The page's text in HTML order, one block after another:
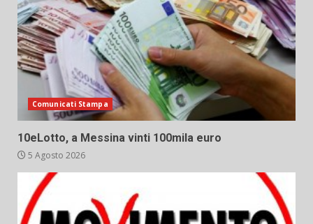
Comunicati Stampa
10eLotto, a Messina vinti 100mila euro
5 Agosto 2026